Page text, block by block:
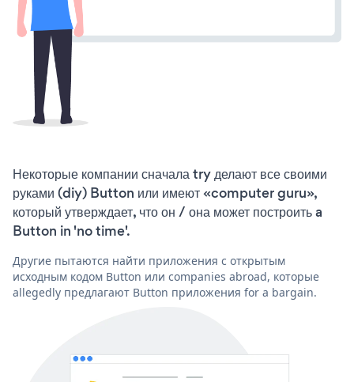
Некоторые компании сначала try делают все своими
руками (diy) Button или имеют «computer guru»,
который утверждает, что он / она может построить a
Button in 'no time'.
Другие пытаются найти приложения с открытым
исходным кодом Button или companies abroad, которые
allegedly предлагают Button приложения for a bargain.